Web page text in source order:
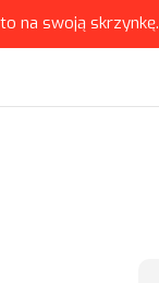
na swoją skrzynkę.